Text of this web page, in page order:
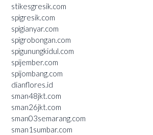
stikesgresik.com
spigresik.com
spigianyar.com
spigrobongan.com
spigunungkidul.com
spijember.com
spijombang.com
dianflores.id
sman48jkt.com
sman26jkt.com
sman03semarang.com
sman1sumbar.com